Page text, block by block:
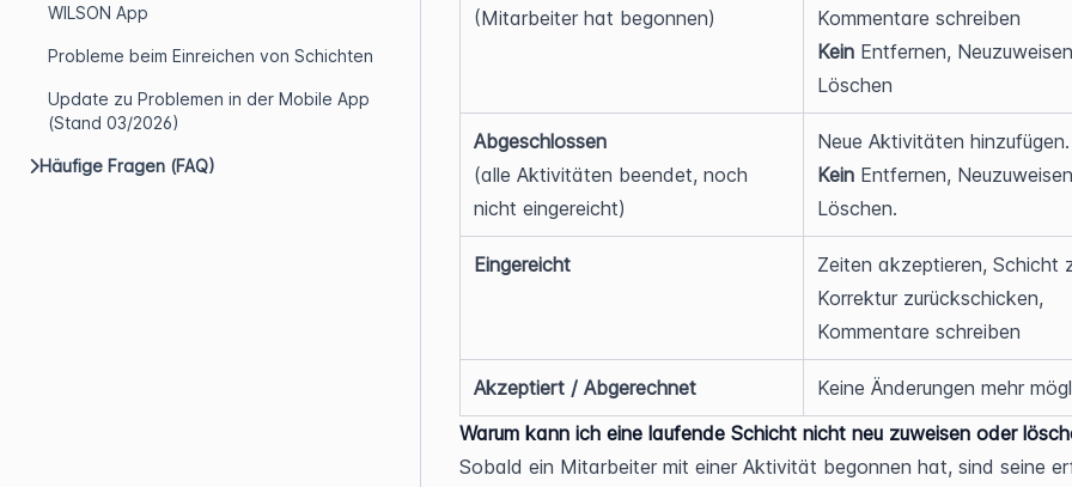
WILSON App
Probleme beim Einreichen von Schichten
Update zu Problemen in der Mobile App
(Stand 03/2026)
Häufige Fragen (FAQ)
(Mitarbeiter hat begonnen)
Kommentare schreiben
Kein Entfernen,
Löschen
Abgeschlossen
(alle Aktivitäten beendet, noch
nicht eingereicht)
Neue Aktivitäten hinzufügen.
Kein Entfernen,
Löschen.
Eingereicht
Zeiten akzeptieren, Schicht
Korrektur zurückschicken,
Kommentare schreiben
Akzeptiert / Abgerechnet
Keine Änderungen mehr
Warum kann ich eine laufende Schicht nicht neu zuweisen oder
Sobald ein Mitarbeiter mit einer Aktivität begonnen hat, sind seine